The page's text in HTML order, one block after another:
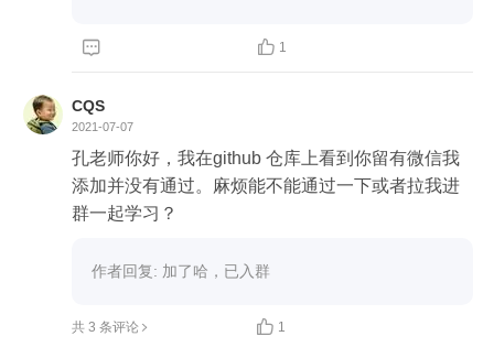
- 是否是预期之内。
- 统一错误码使用，如请求参数错误对应错误码为20
0010。因为如果不统一的话，不同团队对「请求参
数错误」的错误码就不一样了。整体的使用会很
乱。
- 错误码本身有个字段标识是否预期之内，这样可以
  1
CQS
2021-07-07
孔老师你好，我在github 仓库上看到你留有微信我
添加并没有通过。麻烦能不能通过一下或者拉我进
群一起学习？
作者回复: 加了哈，已入群
共 3 条评论  1